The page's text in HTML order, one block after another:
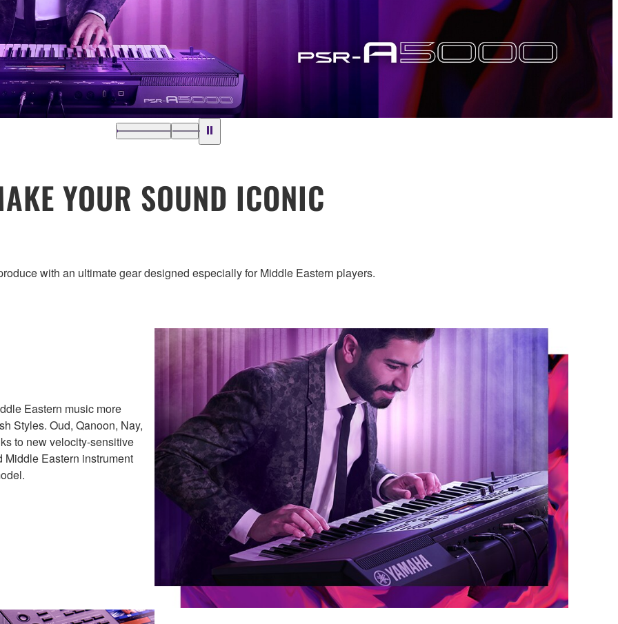
YOUR SOUND ICONIC
with an ultimate gear designed especially for Middle Eastern players.
Eastern music more
Styles. Oud, Qanoon, Nay,
to new velocity-sensitive
Middle Eastern instrument